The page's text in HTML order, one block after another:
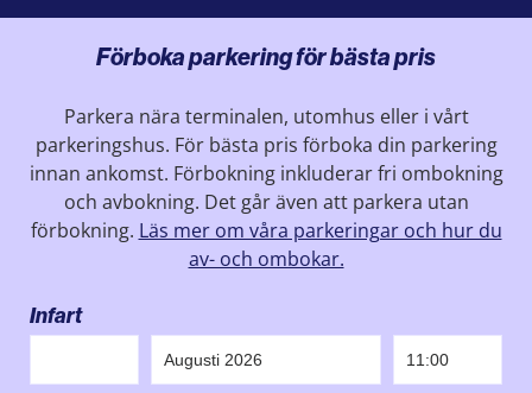
Förboka parkering för bästa pris
Parkera nära terminalen, utomhus eller i vårt
parkeringshus. För bästa pris förboka din parkering
innan ankomst. Förbokning inkluderar fri ombokning
och avbokning. Det går även att parkera utan
förbokning. Läs mer om våra parkeringar och hur du
av- och ombokar.
Infart